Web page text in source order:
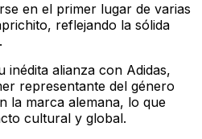
en el primer lugar de varias
, reflejando la sólida
alianza con Adidas,
representante del género
la marca alemana, lo que
cultural y global.